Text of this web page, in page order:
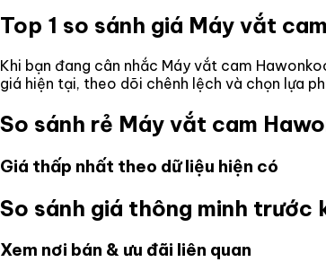
Top 1 so sánh giá Máy vắt
Khi bạn đang cân nhắc Máy vắt cam
giá hiện tại, theo dõi chênh lệch và chọn lựa
So sánh rẻ Máy vắt cam
Giá thấp nhất theo dữ liệu hiện có
So sánh giá thông minh trước
Xem nơi bán & ưu đãi liên quan